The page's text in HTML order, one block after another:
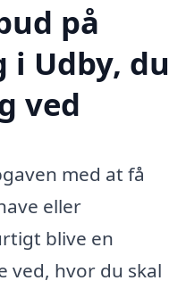
på
Udby, du
ved
med at få
eller
blive en
ved, hvor du skal